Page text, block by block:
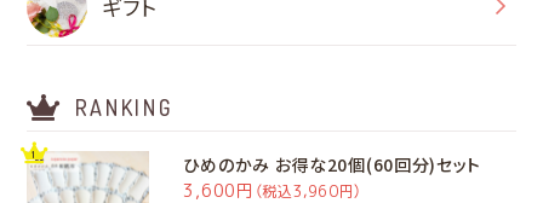
ギフト
RANKING
ひめのかみ お得な20個(60回分)セット
3,600円 （税込3,960円）